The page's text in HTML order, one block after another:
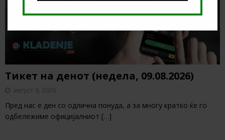
Тикет на денот (недела, 09.08.2026)
август 9, 2026
Пред нас е ден со одлична понуда, а за многу кратко ќе го
одбележиме официјалниот […]